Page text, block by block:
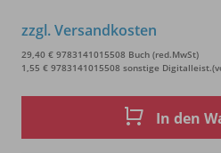
zzgl. Versandkosten
29,40 € 9783141015508 Buch (red.MwSt)
1,55 € 9783141015508 sonstige
In den